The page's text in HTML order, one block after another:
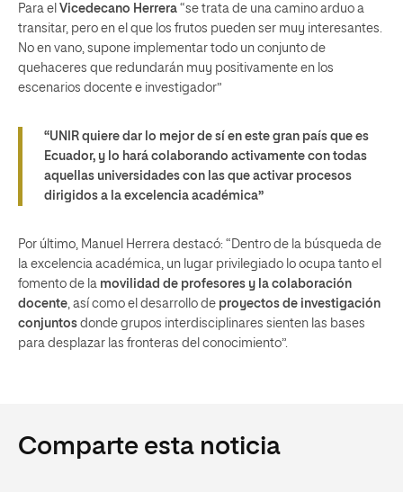
Para el Vicedecano Herrera “se trata de una camino arduo a
transitar, pero en el que los frutos pueden ser muy interesantes.
No en vano, supone implementar todo un conjunto de
quehaceres que redundarán muy positivamente en los
escenarios docente e investigador”
“UNIR quiere dar lo mejor de sí en este gran país que es
Ecuador, y lo hará colaborando activamente con todas
aquellas universidades con las que activar procesos
dirigidos a la excelencia académica”
Por último, Manuel Herrera destacó: “Dentro de la búsqueda de
la excelencia académica, un lugar privilegiado lo ocupa tanto el
fomento de la movilidad de profesores y la colaboración
docente, así como el desarrollo de proyectos de investigación
conjuntos donde grupos interdisciplinares sienten las bases
para desplazar las fronteras del conocimiento”.
Comparte esta noticia